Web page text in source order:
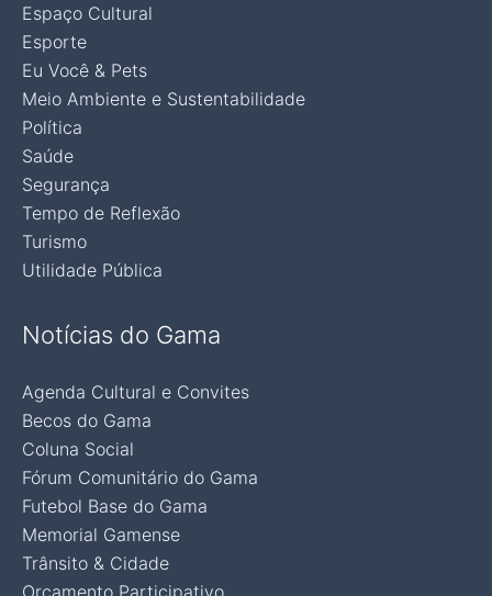
Espaço Cultural
Esporte
Eu Você & Pets
Meio Ambiente e Sustentabilidade
Política
Saúde
Segurança
Tempo de Reflexão
Turismo
Utilidade Pública
Notícias do Gama
Agenda Cultural e Convites
Becos do Gama
Coluna Social
Fórum Comunitário do Gama
Futebol Base do Gama
Memorial Gamense
Trânsito & Cidade